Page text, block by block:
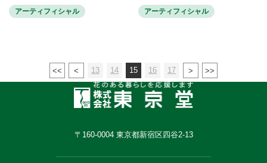
アーティフィシャル
アーティフィシャル
13 14 15 16 17
〒160-0004 東京都新宿区四谷2-13